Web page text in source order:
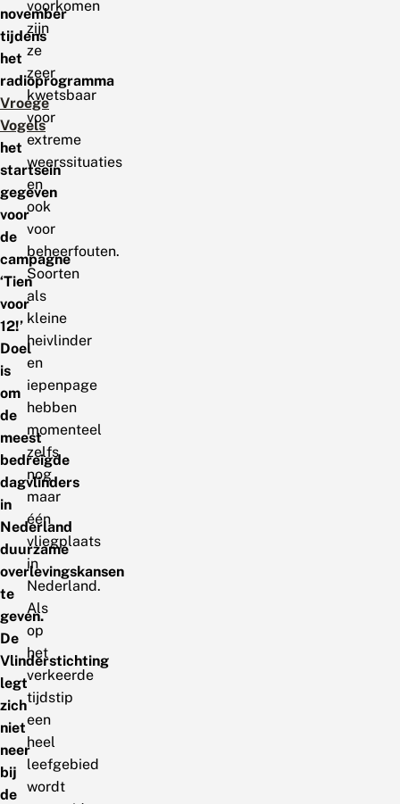
november
tijdens
het
radioprogramma
Vroege
Vogels
het
startsein
gegeven
voor
de
campagne
‘Tien
voor
12!’
Doel
is
om
de
meest
bedreigde
dagvlinders
in
Nederland
duurzame
overlevingskansen
te
geven.
De
Vlinderstichting
legt
zich
niet
neer
bij
de
voorkomen
zijn
ze
zeer
kwetsbaar
voor
extreme
weerssituaties
en
ook
voor
beheerfouten.
Soorten
als
kleine
heivlinder
en
iepenpage
hebben
momenteel
zelfs
nog
maar
één
vliegplaats
in
Nederland.
Als
op
het
verkeerde
tijdstip
een
heel
leefgebied
wordt